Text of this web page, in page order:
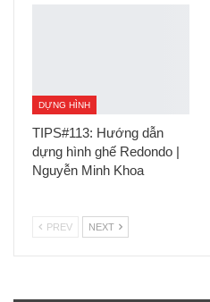
DỰNG HÌNH
TIPS#113: Hướng dẫn
dựng hình ghế Redondo |
Nguyễn Minh Khoa
PREV NEXT